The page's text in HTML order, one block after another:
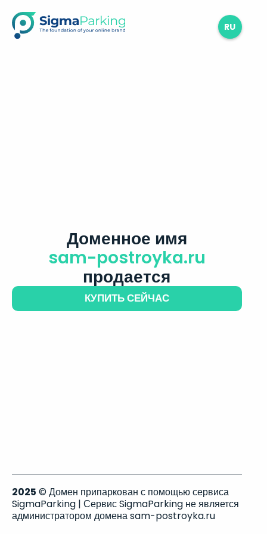
RU
Доменное имя
sam-postroyka.ru
продается
КУПИТЬ СЕЙЧАС
2025 © Домен припаркован с помощью сервиса
SigmaParking | Сервис SigmaParking не является
администратором домена sam-postroyka.ru